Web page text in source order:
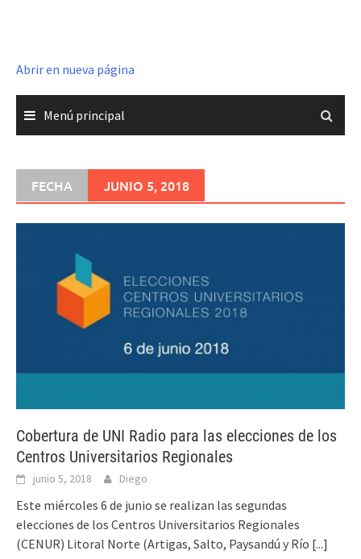
Abrir en nueva página
Menú principal
FECHA JUNIO 5, 2018
Cobertura de UNI Radio para las elecciones de los
Centros Universitarios Regionales
junio 5, 2018 Diego
Este miércoles 6 de junio se realizan las segundas
elecciones de los Centros Universitarios Regionales
(CENUR) Litoral Norte (Artigas, Salto, Paysandú y Río [...]